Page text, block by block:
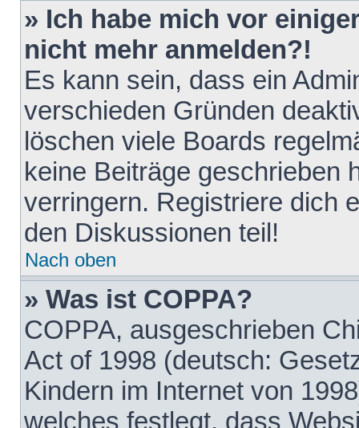
» Ich habe mich vor
nicht mehr anmelden?!
Es kann sein, dass ein
verschieden Gründen
löschen viele Boards
keine Beiträge geschrieben
verringern. Registriere dich
den Diskussionen teil!
Nach oben
» Was ist COPPA?
COPPA, ausgeschrieben
Act of 1998 (deutsch:
Kindern im Internet von
welches festlegt, dass